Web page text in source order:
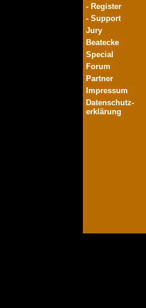
- Register
- Support
Jury
Beatecke
Special
Forum
Partner
Impressum
Datenschutz-
erklärung